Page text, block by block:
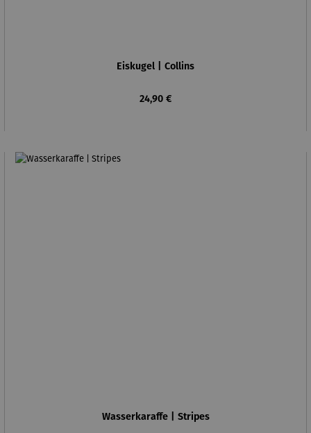
Eiskugel | Collins
Regulärer Preis:
24,90 €
Wasserkaraffe | Stripes